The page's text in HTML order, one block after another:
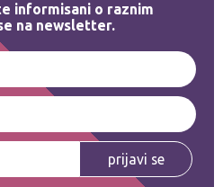
informisani o raznim
na newsletter.
prijavi se